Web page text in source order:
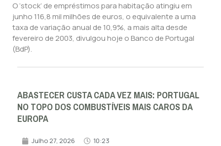
O ‘stock’ de empréstimos para habitação atingiu em
junho 116,8 mil milhões de euros, o equivalente a uma
taxa de variação anual de 10,9%, a mais alta desde
fevereiro de 2003, divulgou hoje o Banco de Portugal
(BdP).
ABASTECER CUSTA CADA VEZ MAIS: PORTUGAL
NO TOPO DOS COMBUSTÍVEIS MAIS CAROS DA
EUROPA
Julho 27, 2026 10:23